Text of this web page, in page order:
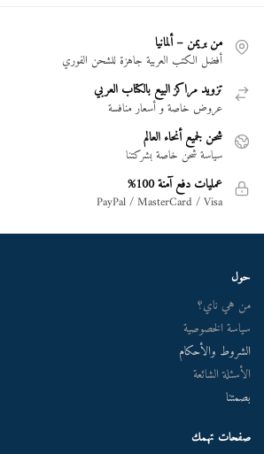
من بريمن – ألمانيا
أفضل الكتب العربية جاهزة للشحن الفوري
تزويد مراكز البيع بالكتاب العربي
عروض خاصة و أسعار منافسة
شحن لجميع أنحاء العالم
سياسة شحن خاصة بشركتنا
عمليات دفع آمنة 100%
PayPal / MasterCard / Visa
حول
من هي ناي؟
سياسة الخصوصية
الشروط والأحكام
الأسئلة الشائعة
بصمتنا
صفحات تهمك